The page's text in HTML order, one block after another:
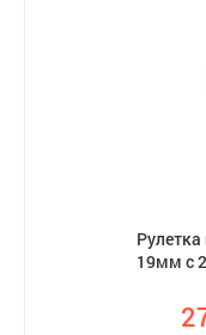
19мм с